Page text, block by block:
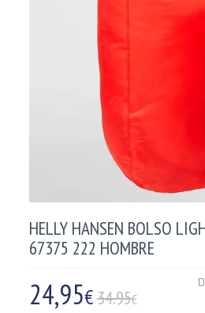
HELLY HANSEN BOLSO
67375 222 HOMBRE
24,95€34.95€